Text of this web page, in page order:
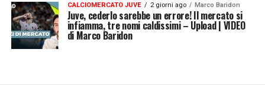
CALCIOMERCATO JUVE 2 giorni ago Marco Baridon
Juve, cederlo sarebbe un errore! Il mercato si
infiamma, tre nomi caldissimi – Upload | VIDEO
di Marco Baridon